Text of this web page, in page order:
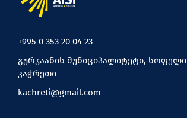
+995 0 353 20 04 23
გურჯაანის მუნიციპალიტეტი, სოფელი
კაჭრეთი
kachreti@gmail.com